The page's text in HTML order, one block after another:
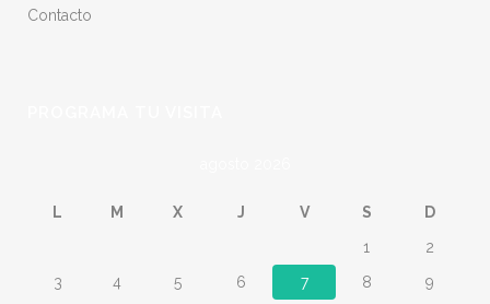
Contacto
L M X J V S
D
1
2
3
4 5 6 7 8 9